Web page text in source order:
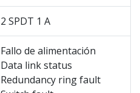
2 SPDT 1 A
Fallo de alimentación
Data link status
Redundancy ring fault